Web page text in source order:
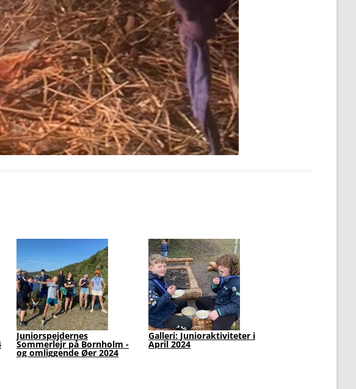
går 5 km Fra Klanens Foto-album
2023
Lapgruppen vandrer -
Almindingsløbet i langsomt